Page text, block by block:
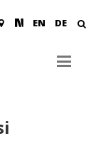
EN DE